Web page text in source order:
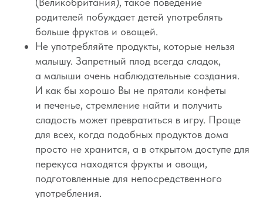
родителей побуждает детей употреблять
больше фруктов и овощей.
Не употребляйте продукты, которые нельзя
малышу. Запретный плод всегда сладок,
а малыши очень наблюдательные создания.
И как бы хорошо Вы не прятали конфеты
и печенье, стремление найти и получить
сладость может превратиться в игру. Проще
для всех, когда подобных продуктов дома
просто не хранится, а в открытом доступе для
перекуса находятся фрукты и овощи,
подготовленные для непосредственного
употребления.
Взрослые
Специалисты
Журнал о сне
Практикум
Политика
Вопросы
Отзывы
Контакты
Благодарности